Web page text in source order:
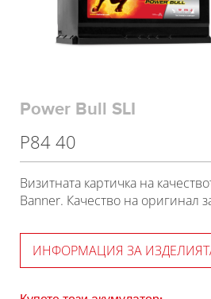
Power Bull SLI
P84 40
Визитната картичка на
Banner. Качество на оригинал
ИНФОРМАЦИЯ ЗА